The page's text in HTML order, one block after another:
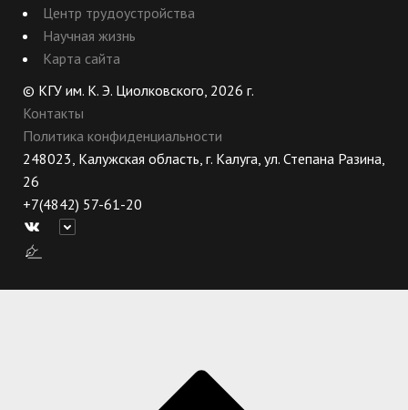
Центр трудоустройства
Научная жизнь
Карта сайта
© КГУ им. К. Э. Циолковского, 2026 г.
Контакты
Политика конфиденциальности
248023, Калужская область, г. Калуга, ул. Степана Разина,
26
+7(4842) 57-61-20